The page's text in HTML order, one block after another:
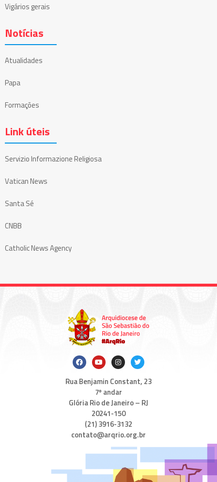
Vigários gerais
Notícias
Atualidades
Papa
Formações
Link úteis
Servizio Informazione Religiosa
Vatican News
Santa Sé
CNBB
Catholic News Agency
Rua Benjamin Constant, 23
7º andar
Glória Rio de Janeiro – RJ
20241-150
(21) 3916-3132
contato@arqrio.org.br